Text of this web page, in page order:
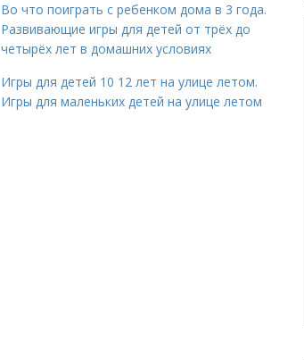
Во что поиграть с ребенком дома в 3 года.
Развивающие игры для детей от трёх до
четырёх лет в домашних условиях
Игры для детей 10 12 лет на улице летом.
Игры для маленьких детей на улице летом